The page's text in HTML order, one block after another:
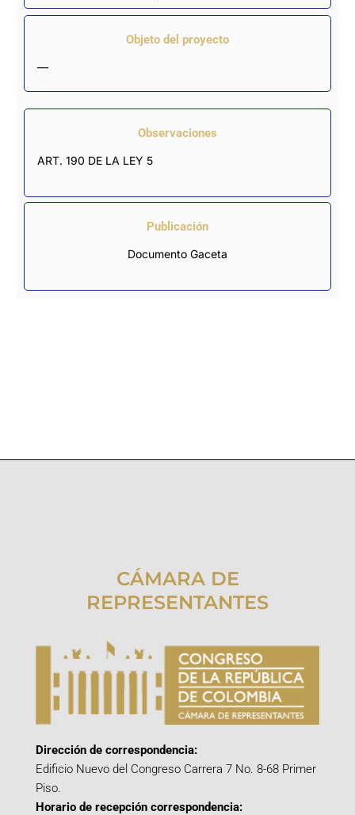
Objeto del proyecto
—
Observaciones
ART. 190 DE LA LEY 5
Publicación
Documento Gaceta
CÁMARA DE
REPRESENTANTES
Dirección de correspondencia:
Edificio Nuevo del Congreso Carrera 7 No. 8-68 Primer
Piso.
Horario de recepción correspondencia: